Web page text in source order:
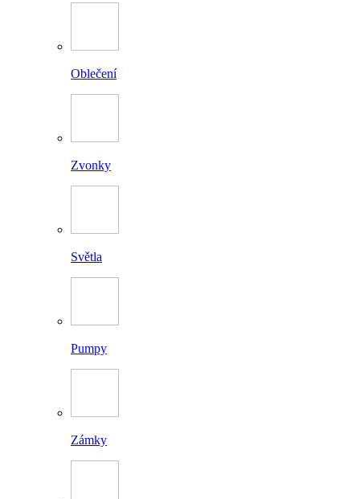
Oblečení
Zvonky
Světla
Pumpy
Zámky